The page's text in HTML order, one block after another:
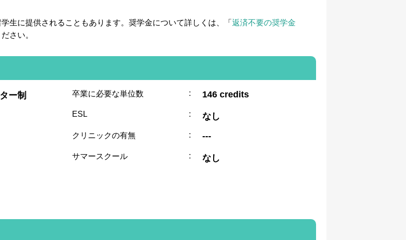
生に提供されることもあります。奨学金について詳しくは、「返済不要の奨学金
さい。
ー制 卒業に必要な単位数 : 146 credits
ESL : なし
クリニックの有無 : ---
サマースクール : なし